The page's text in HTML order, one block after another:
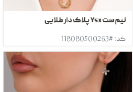
نیم ست Ysx پلاک دار طلایی
کد: #118080500263